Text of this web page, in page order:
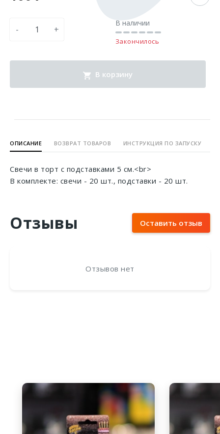
- +
В наличии
Закончилось
В корзину
ОПИСАНИЕ ВОЗВРАТ ТОВАРОВ ИНСТРУКЦИЯ ПО ЗАПУСКУ
Свечи в торт с подставками 5 см.<br>
В комплекте: свечи - 20 шт., подставки - 20 шт.
Отзывы Оставить отзыв
Отзывов нет